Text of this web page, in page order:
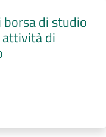
di studio
di